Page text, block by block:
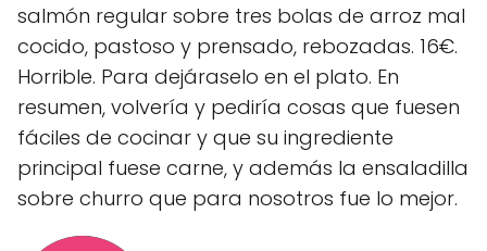
salmón regular sobre tres bolas de arroz mal
cocido, pastoso y prensado, rebozadas. 16€.
Horrible. Para dejáraselo en el plato. En
resumen, volvería y pediría cosas que fuesen
fáciles de cocinar y que su ingrediente
principal fuese carne, y además la ensaladilla
sobre churro que para nosotros fue lo mejor.